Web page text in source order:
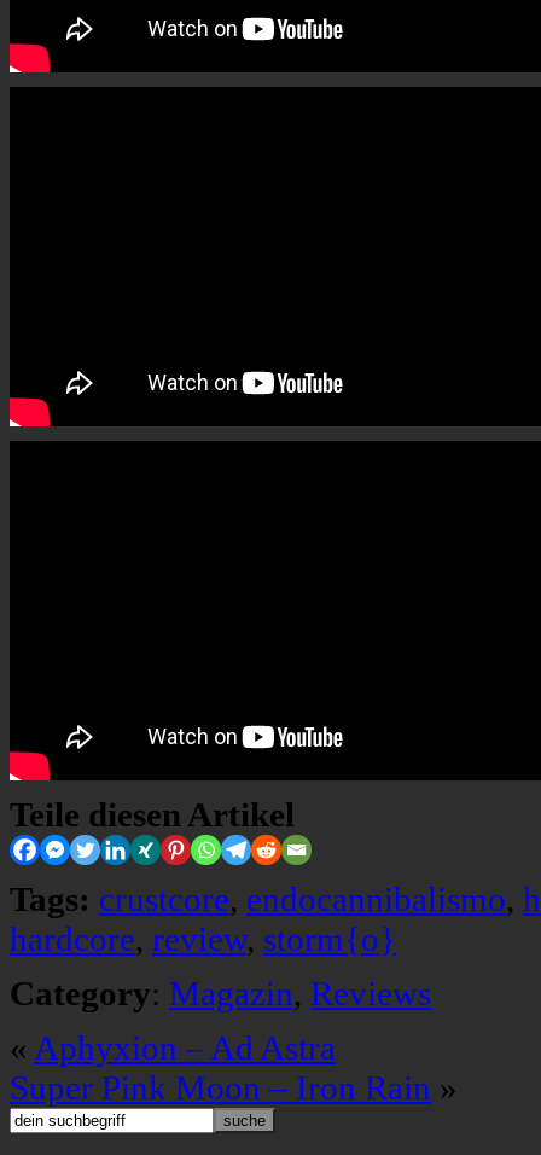
Teile diesen Artikel
Tags: crustcore, endocannibalismo,
hardcore, review, storm{o}
Category: Magazin, Reviews
« Aphyxion – Ad Astra
Super Pink Moon – Iron Rain »